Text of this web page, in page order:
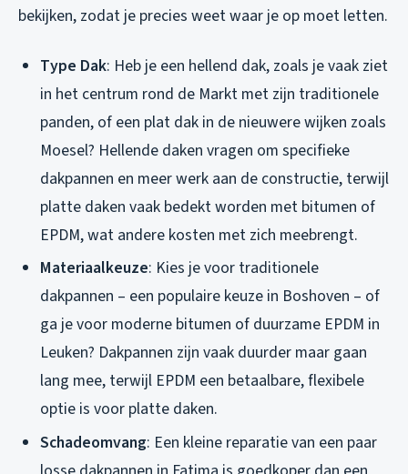
bekijken, zodat je precies weet waar je op moet letten.
Type Dak: Heb je een hellend dak, zoals je vaak ziet
in het centrum rond de Markt met zijn traditionele
panden, of een plat dak in de nieuwere wijken zoals
Moesel? Hellende daken vragen om specifieke
dakpannen en meer werk aan de constructie, terwijl
platte daken vaak bedekt worden met bitumen of
EPDM, wat andere kosten met zich meebrengt.
Materiaalkeuze: Kies je voor traditionele
dakpannen – een populaire keuze in Boshoven – of
ga je voor moderne bitumen of duurzame EPDM in
Leuken? Dakpannen zijn vaak duurder maar gaan
lang mee, terwijl EPDM een betaalbare, flexibele
optie is voor platte daken.
Schadeomvang: Een kleine reparatie van een paar